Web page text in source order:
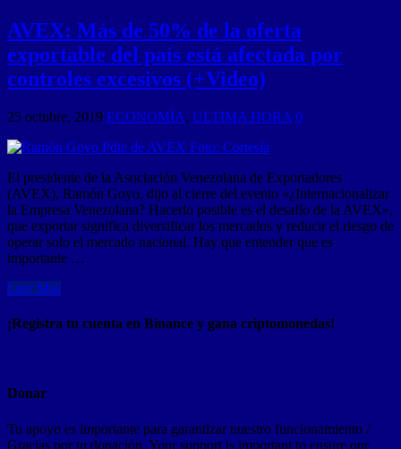
AVEX: Más de 50% de la oferta
exportable del país está afectada por
controles excesivos (+Video)
25 octubre, 2019 ECONOMÍA, ULTIMA HORA 0
El presidente de la Asociación Venezolana de Exportadores
(AVEX), Ramón Goyo, dijo al cierre del evento «¿Internacionalizar
la Empresa Venezolana? Hacerlo posible es el desafío de la AVEX»,
que exportar significa diversificar los mercados y reducir el riesgo de
operar solo el mercado nacional. Hay que entender que es
importante …
Leer Mas
¡Registra tu cuenta en Binance y gana criptomonedas!
Donar
Tu apoyo es importante para garantizar nuestro funcionamiento /
Gracias por tu donación. Your support is important to ensure our